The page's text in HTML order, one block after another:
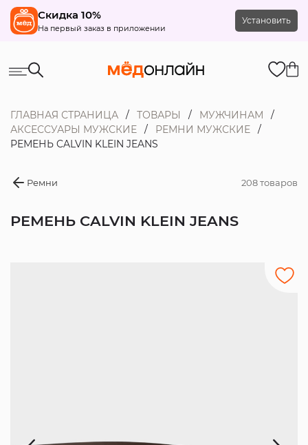
Скидка 10%
На первый заказ в приложении
Установить
ГЛАВНАЯ СТРАНИЦА ТОВАРЫ
МУЖЧИНАМ
АКСЕССУАРЫ МУЖСКИЕ
РЕМНИ МУЖСКИЕ
РЕМЕНЬ CALVIN KLEIN JEANS
Ремни 208 товаров
РЕМЕНЬ CALVIN KLEIN JEANS